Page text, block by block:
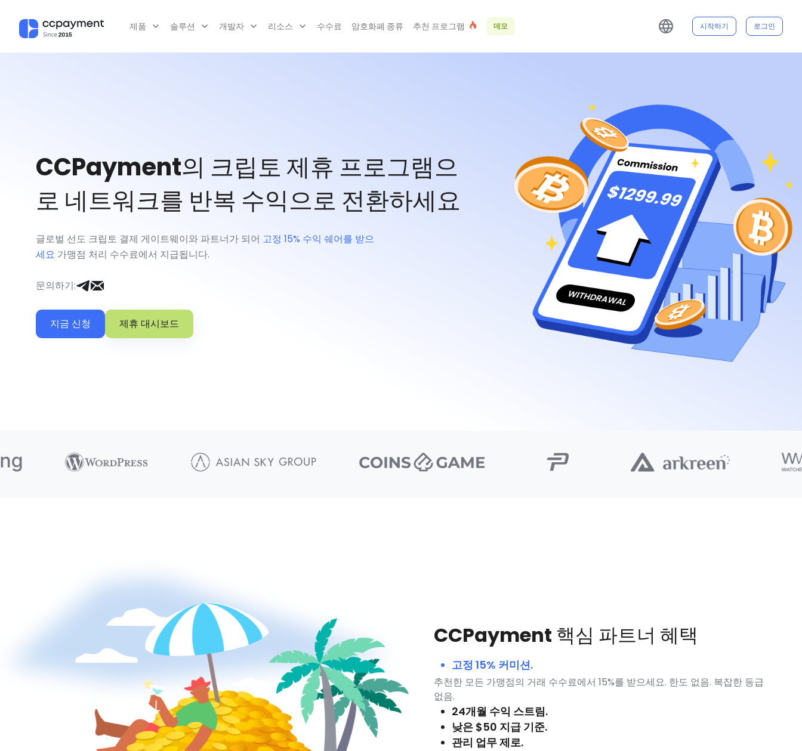
제품 솔루션 개발자 리소스 수수료 암호화폐 종류 추천 프로그램 데모 시작하기 로그인
CCPayment의 크립토 제휴 프로그램으
로 네트워크를 반복 수익으로 전환하세요
글로벌 선도 크립토 결제 게이트웨이와 파트너가 되어 고정 15% 수익 쉐어를 받으
세요 가맹점 처리 수수료에서 지급됩니다.
문의하기:
지금 신청 제휴 대시보드
CCPayment 핵심 파트너 혜택
고정 15% 커미션.
추천한 모든 가맹점의 거래 수수료에서 15%를 받으세요. 한도 없음. 복잡한 등급
없음.
24개월 수익 스트림.
낮은 $50 지급 기준.
관리 업무 제로.